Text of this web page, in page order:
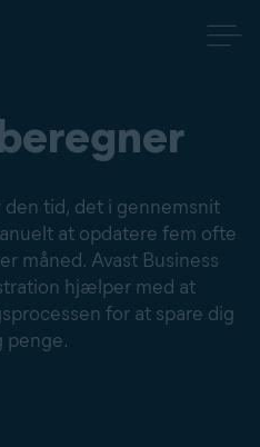
tid, det i gennemsnit
at opdatere fem ofte
måned. Avast Business
hjælper med at
for at spare dig
penge.